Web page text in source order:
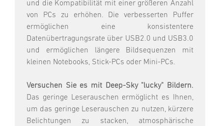
und die Kompatibilität mit einer größeren Anzahl
von PCs zu erhöhen. Die verbesserten Puffer
ermöglichen eine konsistentere
Datenübertragungsrate über USB2.0 und USB3.0
und ermöglichen längere Bildsequenzen mit
kleinen Notebooks, Stick-PCs oder Mini-PCs.
Versuchen Sie es mit Deep-Sky "lucky" Bildern.
Das geringe Leserauschen ermöglicht es Ihnen,
um das geringe Leserauschen zu nutzen, kürzere
Belichtungen zu stacken, atmosphärische